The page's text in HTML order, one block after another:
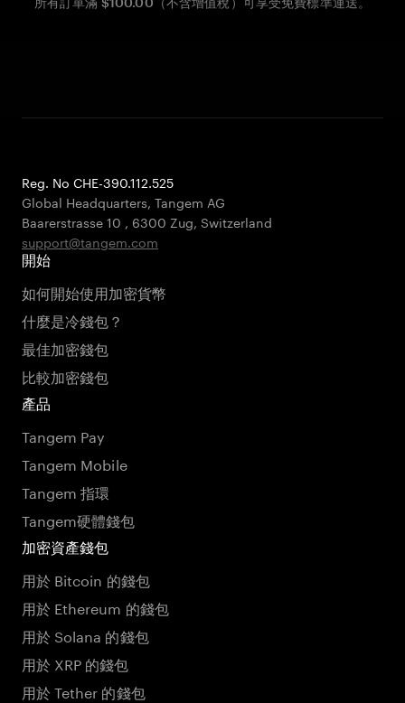
Reg. No CHE-390.112.525
Global Headquarters, Tangem AG
Baarerstrasse 10 , 6300 Zug, Switzerland
support@tangem.com
開始
如何開始使用加密貨幣
什麼是冷錢包？
最佳加密錢包
比較加密錢包
產品
Tangem Pay
Tangem Mobile
Tangem 指環
Tangem硬體錢包
加密資產錢包
用於 Bitcoin 的錢包
用於 Ethereum 的錢包
用於 Solana 的錢包
用於 XRP 的錢包
用於 Tether 的錢包